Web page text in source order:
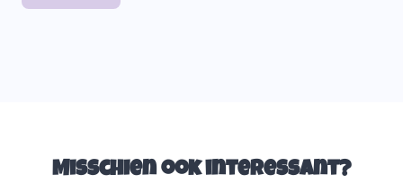
Misschien ook interessant?